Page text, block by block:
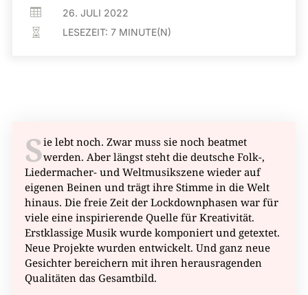
 26. JULI 2022
 LESEZEIT:7 MINUTE(N)
Sie lebt noch. Zwar muss sie noch beatmet
werden. Aber längst steht die deutsche Folk-,
Liedermacher- und Weltmusikszene wieder auf
eigenen Beinen und trägt ihre Stimme in die Welt
hinaus. Die freie Zeit der Lockdownphasen war für
viele eine inspirierende Quelle für Kreativität.
Erstklassige Musik wurde komponiert und getextet.
Neue Projekte wurden entwickelt. Und ganz neue
Gesichter bereichern mit ihren herausragenden
Qualitäten das Gesamtbild.